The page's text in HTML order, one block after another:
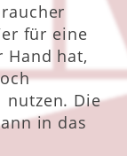
für eine
Hand hat,
nutzen. Die
in das